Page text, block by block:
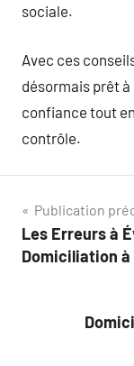
sociale.
Avec ces
désormais prêt
confiance tout
contrôle.
de
Publication
Les Erreurs à
Domiciliation à